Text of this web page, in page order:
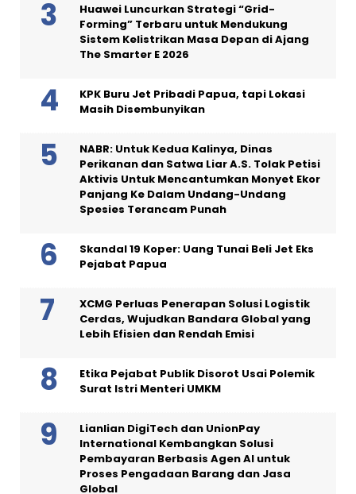
Huawei Luncurkan Strategi “Grid-
Forming” Terbaru untuk Mendukung
Sistem Kelistrikan Masa Depan di Ajang
The Smarter E 2026
KPK Buru Jet Pribadi Papua, tapi Lokasi
Masih Disembunyikan
NABR: Untuk Kedua Kalinya, Dinas
Perikanan dan Satwa Liar A.S. Tolak Petisi
Aktivis Untuk Mencantumkan Monyet Ekor
Panjang Ke Dalam Undang-Undang
Spesies Terancam Punah
Skandal 19 Koper: Uang Tunai Beli Jet Eks
Pejabat Papua
XCMG Perluas Penerapan Solusi Logistik
Cerdas, Wujudkan Bandara Global yang
Lebih Efisien dan Rendah Emisi
Etika Pejabat Publik Disorot Usai Polemik
Surat Istri Menteri UMKM
Lianlian DigiTech dan UnionPay
International Kembangkan Solusi
Pembayaran Berbasis Agen AI untuk
Proses Pengadaan Barang dan Jasa
Global